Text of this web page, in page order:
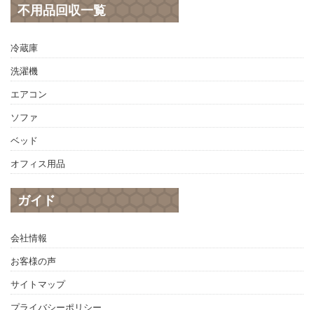
不用品回収一覧
冷蔵庫
洗濯機
エアコン
ソファ
ベッド
オフィス用品
ガイド
会社情報
お客様の声
サイトマップ
プライバシーポリシー